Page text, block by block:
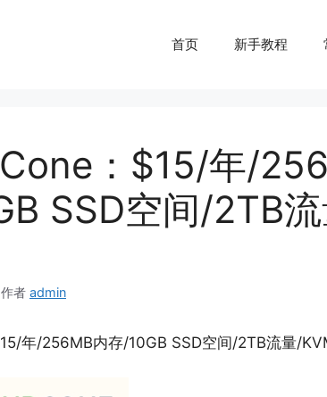
首页 新手教程
：$15/年/
SSD空间/2TB
作者 admin
年/256MB内存/10GB SSD空间/2TB流量/